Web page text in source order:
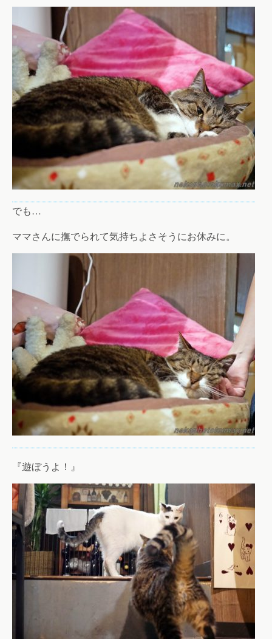
でも…
ママさんに撫でられて気持ちよさそうにお休みに。
『遊ぼうよ！』